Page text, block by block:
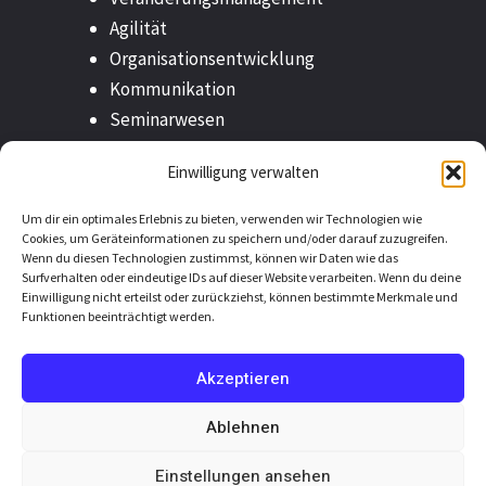
Einwilligung verwalten
Um dir ein optimales Erlebnis zu bieten, verwenden wir Technologien wie
Cookies, um Geräteinformationen zu speichern und/oder darauf zuzugreifen.
Wenn du diesen Technologien zustimmst, können wir Daten wie das
Surfverhalten oder eindeutige IDs auf dieser Website verarbeiten. Wenn du deine
Einwilligung nicht erteilst oder zurückziehst, können bestimmte Merkmale und
Funktionen beeinträchtigt werden.
Akzeptieren
Ablehnen
Einstellungen ansehen
Agilität
Organisationsentwicklung
Kommunikation
Seminarwesen
Copyright © 2025
by sprintfish communication GmbH & Co.